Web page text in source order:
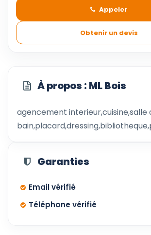
Appeler
Obtenir un devis
À propos : ML Bois
agencement interieur,cuisine,salle
Garanties
Email vérifié
Téléphone vérifié